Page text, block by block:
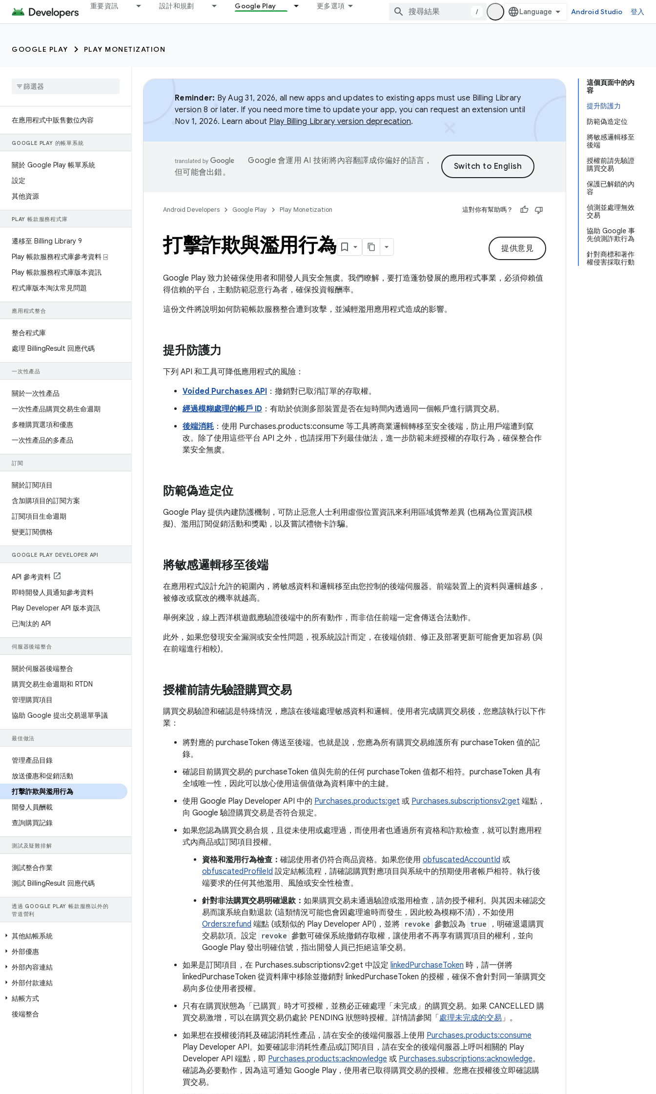
重要資訊 設計和規劃 Google Play 更多選項
/ Android Studio 登入
GOOGLE PLAY PLAY MONETIZATION
在應用程式中販售數位內容
GOOGLE PLAY 的帳單系統
關於 Google Play 帳單系統
設定
其他資源
PLAY 帳款服務程式庫
遷移至 Billing Library 9
Play 帳款服務程式庫參考資料 ⍈
Play 帳款服務程式庫版本資訊
程式庫版本淘汰常見問題
應用程式整合
整合程式庫
處理 BillingResult 回應代碼
一次性產品
關於一次性產品
一次性產品購買交易生命週期
多種購買選項和優惠
一次性產品的多產品
訂閱
關於訂閱項目
含加購項目的訂閱方案
訂閱項目生命週期
變更訂閱價格
GOOGLE PLAY DEVELOPER API
API 參考資料
即時開發人員通知參考資料
Play Developer API 版本資訊
已淘汰的 API
伺服器後端整合
關於伺服器後端整合
購買交易生命週期和 RTDN
管理購買項目
協助 Google 提出交易退單爭議
最佳做法
管理產品目錄
放送優惠和促銷活動
打擊詐欺與濫用行為
開發人員酬載
查詢購買記錄
測試及疑難排解
測試整合作業
測試 BillingResult 回應代碼
透過 GOOGLE PLAY 帳款服務以外的
管道營利
其他結帳系統
外部優惠
外部內容連結
外部付款連結
結帳方式
後端整合
這個頁面中的內
容
提升防護力
防範偽造定位
將敏感邏輯移至
後端
授權前請先驗證
購買交易
保護已解鎖的內
容
偵測並處理無效
交易
協助 Google 事
先偵測詐欺行為
針對商標和著作
權侵害採取行動
Reminder: By Aug 31, 2026, all new apps and updates to existing apps must use Billing Library
version 8 or later. If you need more time to update your app, you can request an extension until
Nov 1, 2026. Learn about Play Billing Library version deprecation.
Google 會運用 AI 技術將內容翻譯成你偏好的語言，
但可能會出錯。
Android Developers Google Play Play Monetization 這對你有幫助嗎？
提供意見
打擊詐欺與濫用行為
Google Play 致力於確保使用者和開發人員安全無虞。我們瞭解，要打造蓬勃發展的應用程式事業，必須仰賴值
得信賴的平台，主動防範惡意行為者，確保投資報酬率。
這份文件將說明如何防範帳款服務整合遭到攻擊，並減輕濫用應用程式造成的影響。
提升防護力
下列 API 和工具可降低應用程式的風險：
Voided Purchases API ：撤銷對已取消訂單的存取權。
經過模糊處理的帳戶 ID ：有助於偵測多部裝置是否在短時間內透過同一個帳戶進行購買交易。
後端消耗 ：使用 Purchases.products:consume 等工具將商業邏輯轉移至安全後端，防止用戶端遭到竄
改。除了使用這些平台 API 之外，也請採用下列最佳做法，進一步防範未經授權的存取行為，確保整合作
業安全無虞。
防範偽造定位
Google Play 提供內建防護機制，可防止惡意人士利用虛假位置資訊來利用區域貨幣差異 (也稱為位置資訊模
擬)、濫用訂閱促銷活動和獎勵，以及嘗試禮物卡詐騙。
將敏感邏輯移至後端
在應用程式設計允許的範圍內，將敏感資料和邏輯移至由您控制的後端伺服器。前端裝置上的資料與邏輯越多，
被修改或竄改的機率就越高。
舉例來說，線上西洋棋遊戲應驗證後端中的所有動作，而非信任前端一定會傳送合法動作。
此外，如果您發現安全漏洞或安全性問題，視系統設計而定，在後端偵錯、修正及部署更新可能會更加容易 (與
在前端進行相較)。
授權前請先驗證購買交易
購買交易驗證和確認是特殊情況，應該在後端處理敏感資料和邏輯。使用者完成購買交易後，您應該執行以下作
業：
將對應的 purchaseToken 傳送至後端。也就是說，您應為所有購買交易維護所有 purchaseToken 值的記
錄。
確認目前購買交易的 purchaseToken 值與先前的任何 purchaseToken 值都不相符。purchaseToken 具有
全域唯一性，因此可以放心使用這個值做為資料庫中的主鍵。
使用 Google Play Developer API 中的 Purchases.products:get 或 Purchases.subscriptionsv2:get 端點，
向 Google 驗證購買交易是否符合規定。
如果您認為購買交易合規，且從未使用或處理過，而使用者也通過所有資格和詐欺檢查，就可以對應用程
式內商品或訂閱項目授權。
資格和濫用行為檢查： 確認使用者仍符合商品資格。如果您使用 obfuscatedAccountId 或
obfuscatedProfileId 設定結帳流程，請確認購買對應項目與系統中的預期使用者帳戶相符。執行後
端要求的任何其他濫用、風險或安全性檢查。
針對非法購買交易明確退款： 如果購買交易未通過驗證或濫用檢查，請勿授予權利。與其因未確認交
易而讓系統自動退款 (這類情況可能也會因處理逾時而發生，因此較為模糊不清)，不如使用
Orders:refund 端點 (或類似的 Play Developer API)，並將 revoke 參數設為 true
，明確退還購買
交易款項。設定
revoke 參數可確保系統撤銷存取權，讓使用者不再享有購買項目的權利，並向
Google Play 發出明確信號，指出開發人員已拒絕這筆交易。
如果是訂閱項目，在 Purchases.subscriptionsv2:get 中設定 linkedPurchaseToken 時，請一併將
linkedPurchaseToken 從資料庫中移除並撤銷對 linkedPurchaseToken 的授權，確保不會針對同一筆購買交
易向多位使用者授權。
只有在購買狀態為「已購買」時才可授權，並務必正確處理「未完成」的購買交易。如果 CANCELLED 購
買交易激增，可以在購買交易仍處於 PENDING 狀態時授權。詳情請參閱「 處理未完成的交易」。
如果想在授權後消耗及確認消耗性產品，請在安全的後端伺服器上使用 Purchases.products:consume
Play Developer API。如要確認非消耗性產品或訂閱項目，請在安全的後端伺服器上呼叫相關的 Play
Developer API 端點，即 Purchases.products:acknowledge 或 Purchases.subscriptions:acknowledge。
確認為必要動作，因為這可通知 Google Play，使用者已取得購買交易的授權。您應在授權後立即確認購
買交易。